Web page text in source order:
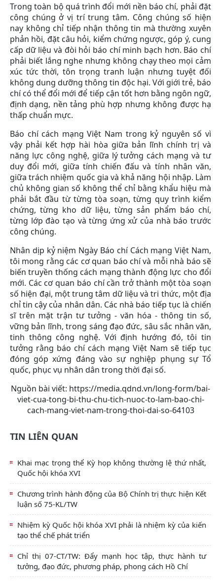
Trong toàn bộ quá trình đổi mới nền báo chí, phải đặt
công chúng ở vị trí trung tâm. Công chúng số hiện
nay không chỉ tiếp nhận thông tin mà thường xuyên
phản hồi, đặt câu hỏi, kiểm chứng ngược, góp ý, cung
cấp dữ liệu và đòi hỏi báo chí minh bạch hơn. Báo chí
phải biết lắng nghe nhưng không chạy theo mọi cảm
xúc tức thời, tôn trọng tranh luận nhưng tuyệt đối
không dung dưỡng thông tin độc hại. Với giới trẻ, báo
chí có thể đổi mới để tiếp cận tốt hơn bằng ngôn ngữ,
định dạng, nền tảng phù hợp nhưng không được hạ
thấp chuẩn mực.
Báo chí cách mạng Việt Nam trong kỷ nguyên số vì
vậy phải kết hợp hài hòa giữa bản lĩnh chính trị và
năng lực công nghệ, giữa lý tưởng cách mạng và tư
duy đổi mới, giữa tính chiến đấu và tính nhân văn,
giữa trách nhiệm quốc gia và khả năng hội nhập. Làm
chủ không gian số không thể chỉ bằng khẩu hiệu mà
phải bắt đầu từ từng tòa soạn, từng quy trình kiểm
chứng, từng kho dữ liệu, từng sản phẩm báo chí,
từng lớp đào tạo và từng ứng xử của nhà báo trước
công chúng.
Nhân dịp kỷ niệm Ngày Báo chí Cách mạng Việt Nam,
tôi mong rằng các cơ quan báo chí và mỗi nhà báo sẽ
biến truyền thống cách mạng thành động lực cho đổi
mới. Các cơ quan báo chí cần trở thành một tòa soạn
số hiện đại, một trung tâm dữ liệu và tri thức, một địa
chỉ tin cậy của nhân dân. Các nhà báo tiếp tục là chiến
sĩ trên mặt trận tư tưởng - văn hóa - thông tin số,
vững bản lĩnh, trong sáng đạo đức, sâu sắc nhân văn,
tinh thông công nghệ. Với định hướng đó, tôi tin
tưởng rằng báo chí cách mạng Việt Nam sẽ tiếp tục
đóng góp xứng đáng vào sự nghiệp phụng sự Tổ
quốc, phục vụ nhân dân trong thời đại số.
Nguồn bài viết: https://media.qdnd.vn/long-form/bai-
viet-cua-tong-bi-thu-chu-tich-nuoc-to-lam-bao-chi-
cach-mang-viet-nam-trong-thoi-dai-so-64103
TIN LIÊN QUAN
Khai mạc trọng thể Kỳ họp không thường lệ thứ nhất,
Quốc hội khóa XVI
Chương trình hành động của Bộ Chính trị thực hiện Kết
luận số 75-KL/TW
Nhiệm kỳ Quốc hội khóa XVI phải là nhiệm kỳ của kiến
tạo thể chế phát triển
Chỉ thị 07-CT/TW: Đẩy mạnh học tập, thực hành tư
tưởng, đạo đức, phương pháp, phong cách Hồ Chí